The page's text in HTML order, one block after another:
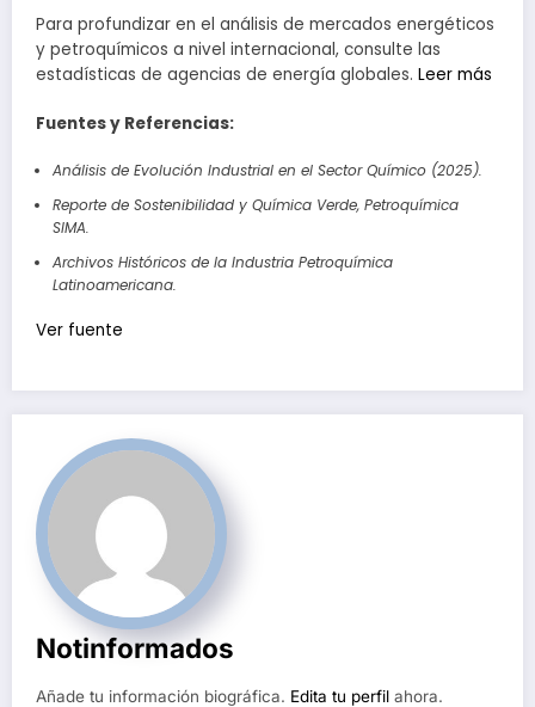
Para profundizar en el análisis de mercados energéticos
y petroquímicos a nivel internacional, consulte las
estadísticas de agencias de energía globales. Leer más
Fuentes y Referencias:
Análisis de Evolución Industrial en el Sector Químico (2025).
Reporte de Sostenibilidad y Química Verde, Petroquímica
SIMA.
Archivos Históricos de la Industria Petroquímica
Latinoamericana.
Navegación
entradas
Ver fuente
Notinformados
Añade tu información biográfica. Edita tu perfil ahora.